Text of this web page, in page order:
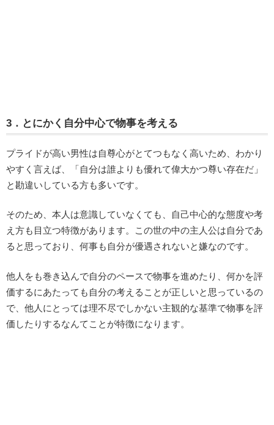
3．とにかく自分中心で物事を考える
プライドが高い男性は自尊心がとてつもなく高いため、わかり
やすく言えば、「自分は誰よりも優れて偉大かつ尊い存在だ」
と勘違いしている方も多いです。
そのため、本人は意識していなくても、自己中心的な態度や考
え方も目立つ特徴があります。この世の中の主人公は自分であ
ると思っており、何事も自分が優遇されないと嫌なのです。
他人をも巻き込んで自分のペースで物事を進めたり、何かを評
価するにあたっても自分の考えることが正しいと思っているの
で、他人にとっては理不尽でしかない主観的な基準で物事を評
価したりするなんてことが特徴になります。